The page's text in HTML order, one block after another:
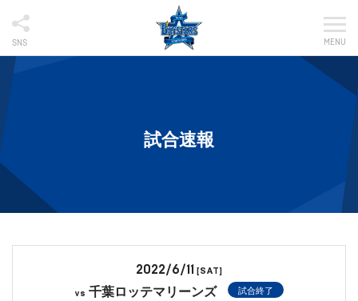
SNS MENU
試合速報
2022/6/11 [SAT]
vs 千葉ロッテマリーンズ 試合終了